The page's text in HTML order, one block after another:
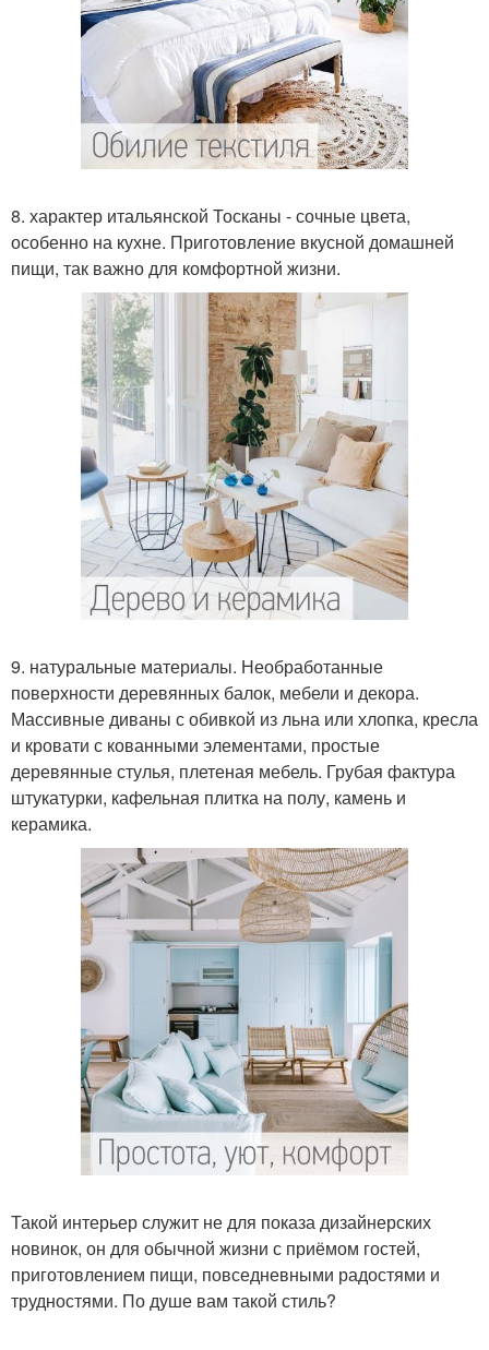
8. характер итальянской Тосканы - сочные цвета,
особенно на кухне. Приготовление вкусной домашней
пищи, так важно для комфортной жизни.
9. натуральные материалы. Необработанные
поверхности деревянных балок, мебели и декора.
Массивные диваны с обивкой из льна или хлопка, кресла
и кровати с кованными элементами, простые
деревянные стулья, плетеная мебель. Грубая фактура
штукатурки, кафельная плитка на полу, камень и
керамика.
Такой интерьер служит не для показа дизайнерских
новинок, он для обычной жизни с приёмом гостей,
приготовлением пищи, повседневными радостями и
трудностями. По душе вам такой стиль?